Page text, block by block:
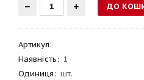
Артикул:
Наявність: 1
Одиниця: шт.